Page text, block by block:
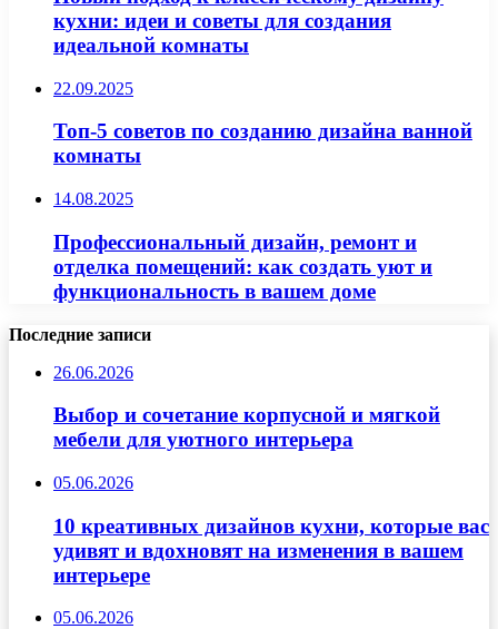
кухни: идеи и советы для создания
идеальной комнаты
22.09.2025
Топ-5 советов по созданию дизайна ванной
комнаты
14.08.2025
Профессиональный дизайн, ремонт и
отделка помещений: как создать уют и
функциональность в вашем доме
Последние записи
26.06.2026
Выбор и сочетание корпусной и мягкой
мебели для уютного интерьера
05.06.2026
10 креативных дизайнов кухни, которые вас
удивят и вдохновят на изменения в вашем
интерьере
05.06.2026